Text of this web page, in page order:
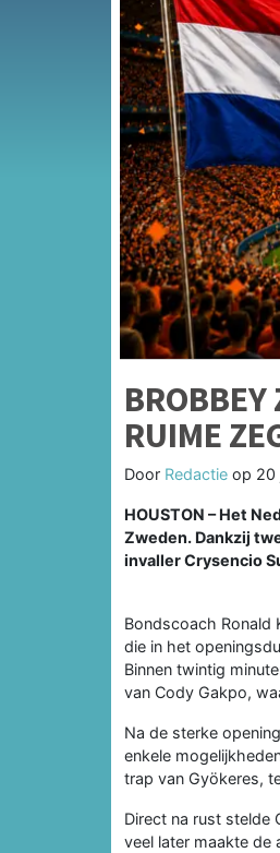
RUIME
Door Redactie op 20
HOUSTON – Het
Zweden. Dankzij
invaller Crysencio
Bondscoach Ronald
die in het
Binnen twintig
van Cody Gakpo,
Na de sterke
enkele
trap van Gyökeres,
Direct na rust stelde
veel later maakte de